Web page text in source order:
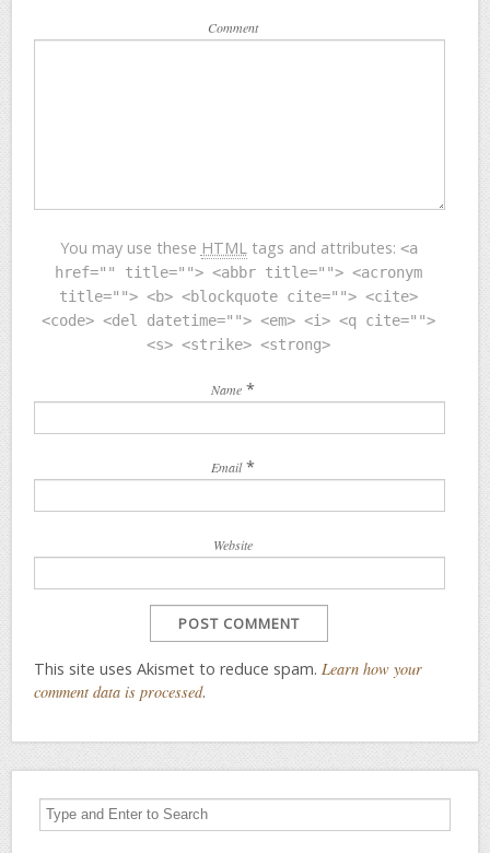
Comment
You may use these HTML tags and attributes: <a
href="" title=""> <abbr title=""> <acronym
title=""> <b> <blockquote cite=""> <cite>
<code> <del datetime=""> <em> <i> <q cite="">
<s> <strike> <strong>
Name *
Email *
Website
This site uses Akismet to reduce spam. Learn how your
comment data is processed.